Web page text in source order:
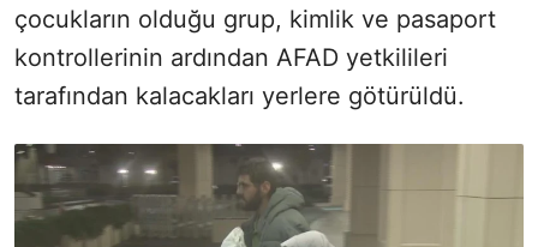
çocukların olduğu grup, kimlik ve pasaport
kontrollerinin ardından AFAD yetkilileri
tarafından kalacakları yerlere götürüldü.